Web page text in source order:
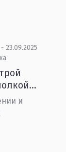
23.09.2025
и